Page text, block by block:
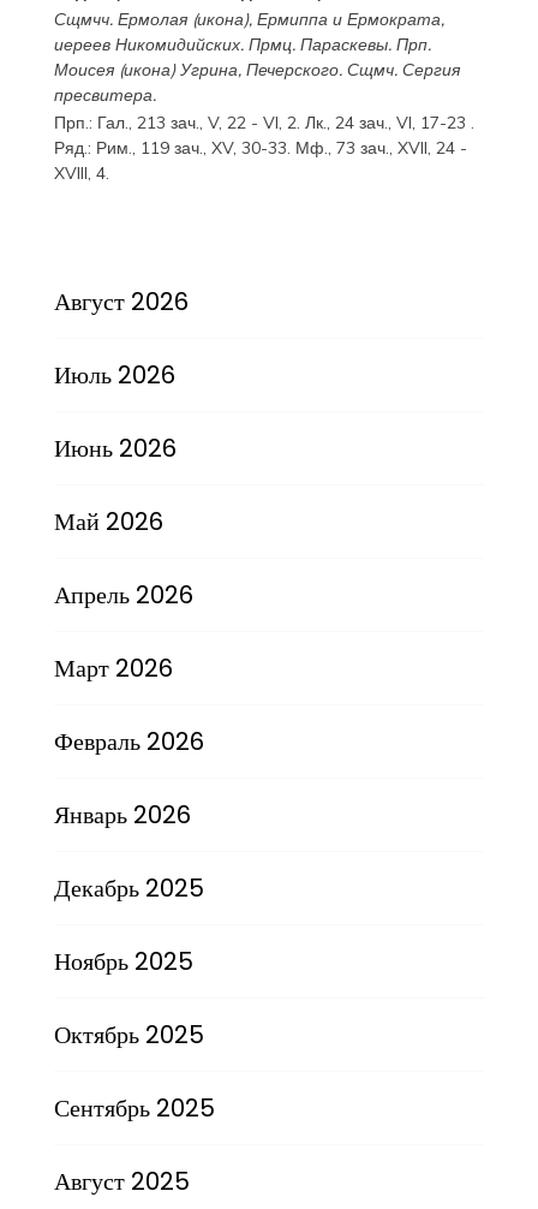
Сщмчч. Ермолая(икона), Ермиппаи Ермократа,
иереев Никомидийских. Прмц. Параскевы. Прп.
Моисея(икона) Угрина, Печерского. Сщмч. Сергия
пресвитера.
Прп.: Гал., 213 зач., V, 22 - VI, 2. Лк., 24 зач., VI, 17-23 .
Ряд.: Рим., 119 зач., XV, 30-33. Мф., 73 зач., XVII, 24 -
XVIII, 4.
Август 2026
Июль 2026
Июнь 2026
Май 2026
Апрель 2026
Март 2026
Февраль 2026
Январь 2026
Декабрь 2025
Ноябрь 2025
Октябрь 2025
Сентябрь 2025
Август 2025